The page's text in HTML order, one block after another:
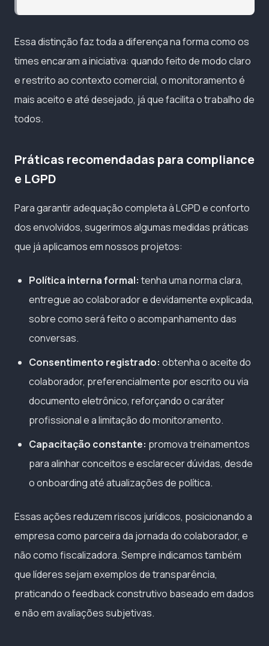
Essa distinção faz toda a diferença na forma como os
times encaram a iniciativa: quando feito de modo claro
e restrito ao contexto comercial, o monitoramento é
mais aceito e até desejado, já que facilita o trabalho de
todos.
Práticas recomendadas para compliance
e LGPD
Para garantir adequação completa à LGPD e conforto
dos envolvidos, sugerimos algumas medidas práticas
que já aplicamos em nossos projetos:
Política interna formal: tenha uma norma clara,
entregue ao colaborador e devidamente explicada,
sobre como será feito o acompanhamento das
conversas.
Consentimento registrado: obtenha o aceite do
colaborador, preferencialmente por escrito ou via
documento eletrônico, reforçando o caráter
profissional e a limitação do monitoramento.
Capacitação constante: promova treinamentos
para alinhar conceitos e esclarecer dúvidas, desde
o onboarding até atualizações de política.
Essas ações reduzem riscos jurídicos, posicionando a
empresa como parceira da jornada do colaborador, e
não como fiscalizadora. Sempre indicamos também
que líderes sejam exemplos de transparência,
praticando o feedback construtivo baseado em dados
e não em avaliações subjetivas.